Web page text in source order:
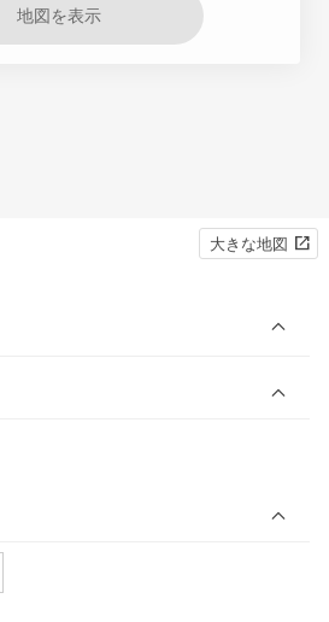
地図を表示
大きな地図